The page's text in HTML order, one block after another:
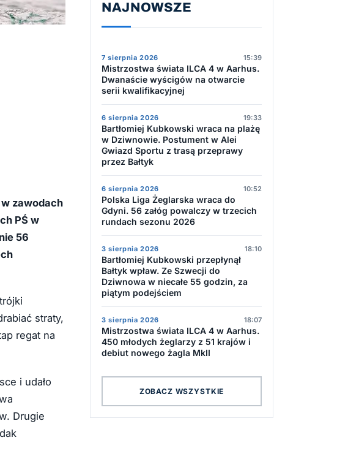
zawodach
PŚ w
56
straty,
regat na
i udało
Drugie
NAJNOWSZE
7 sierpnia 2026 15:39
Mistrzostwa świata ILCA 4 w Aarhus.
Dwanaście wyścigów na otwarcie
serii kwalifikacyjnej
6 sierpnia 2026 19:33
Bartłomiej Kubkowski wraca na plażę
w Dziwnowie. Postument w Alei
Gwiazd Sportu z trasą przeprawy
przez Bałtyk
6 sierpnia 2026 10:52
Polska Liga Żeglarska wraca do
Gdyni. 56 załóg powalczy w trzecich
rundach sezonu 2026
3 sierpnia 2026 18:10
Bartłomiej Kubkowski przepłynął
Bałtyk wpław. Ze Szwecji do
Dziwnowa w niecałe 55 godzin, za
piątym podejściem
3 sierpnia 2026 18:07
Mistrzostwa świata ILCA 4 w Aarhus.
450 młodych żeglarzy z 51 krajów i
debiut nowego żagla MkII
ZOBACZ WSZYSTKIE